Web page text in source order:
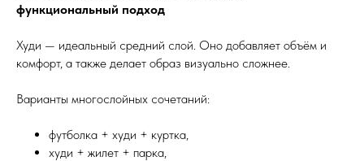
функциональный подход
Худи — идеальный средний слой. Оно добавляет объём и
комфорт, а также делает образ визуально сложнее.
Варианты многослойных сочетаний:
футболка + худи + куртка,
худи + жилет + парка,